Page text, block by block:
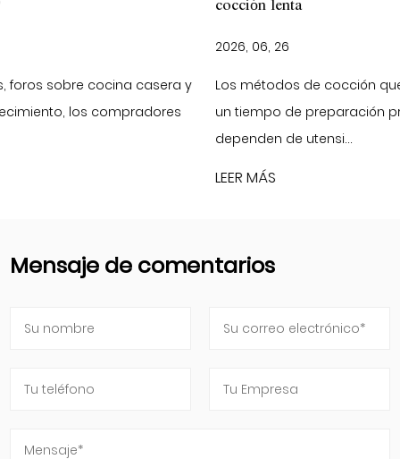
Los métodos de cocción que implican calor constante y
un tiempo de preparación prolongado a menudo
Mensaje de comentarios